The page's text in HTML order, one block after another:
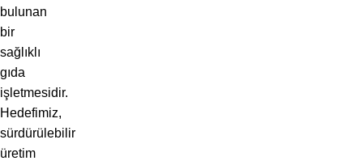
bulunan
bir
sağlıklı
gıda
işletmesidir.
Hedefimiz,
sürdürülebilir
üretim